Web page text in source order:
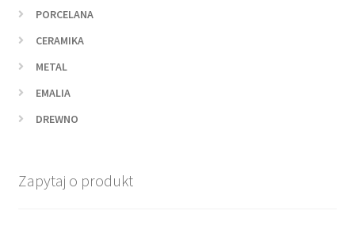
PORCELANA
CERAMIKA
METAL
EMALIA
DREWNO
Zapytaj o produkt